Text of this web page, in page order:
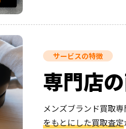
サービスの特徴
専門店
メンズブランド買取専
をもとにした買取査定